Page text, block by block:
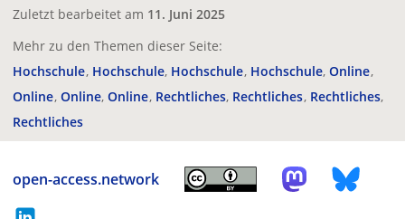
Zuletzt bearbeitet am 11. Juni 2025
Mehr zu den Themen dieser Seite:
Hochschule Hochschule Hochschule Hochschule Online
Online Online Online Rechtliches Rechtliches Rechtliches
Rechtliches
open-access.network